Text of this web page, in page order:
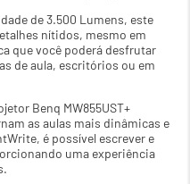
de 3.500 Lumens, este
nítidos, mesmo em
que você poderá desfrutar
de aula, escritórios ou em
Benq MW855UST+
as aulas mais dinâmicas e
é possível escrever e
uma experiência